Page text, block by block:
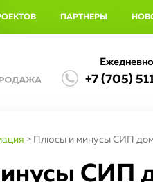
ПАРТНЕРЫ
+7 (705)
> Плюсы и минусы СИП
СИП